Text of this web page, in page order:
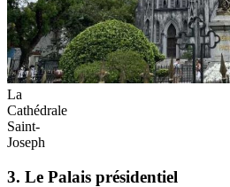
La
Cathédrale
Saint-
Joseph
3. Le Palais présidentiel